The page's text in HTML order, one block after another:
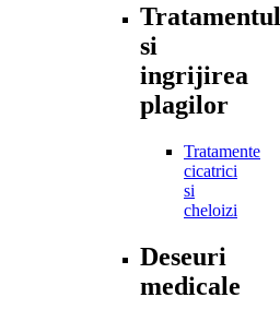
Tratamentul
si
ingrijirea
plagilor
Tratamente
cicatrici
si
cheloizi
Deseuri
medicale